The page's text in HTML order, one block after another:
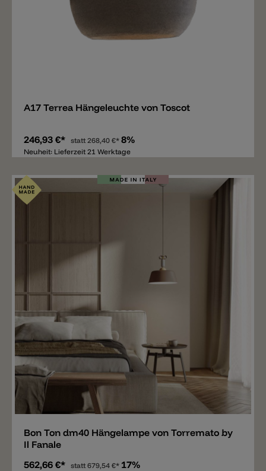
A17 Terrea Hängeleuchte von Toscot
246,93 €* statt268,40 €* 8%
Neuheit: Lieferzeit 21 Werktage
Merken
Bon Ton dm40 Hängelampe von Torremato by
Il Fanale
562,66 €* statt679,54 €* 17%